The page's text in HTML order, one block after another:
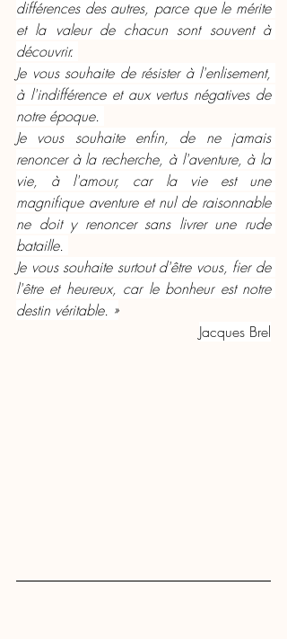
différences des autres, parce que le mérite
et la valeur de chacun sont souvent à
découvrir.
Je vous souhaite de résister à l'enlisement,
à l'indifférence et aux vertus négatives de
notre époque.
Je vous souhaite enfin, de ne jamais
renoncer à la recherche, à l'aventure, à la
vie, à l'amour, car la vie est une
magnifique aventure et nul de raisonnable
ne doit y renoncer sans livrer une rude
bataille.
Je vous souhaite surtout d'être vous, fier de
l'être et heureux, car le bonheur est notre
destin véritable. »
Jacques Brel